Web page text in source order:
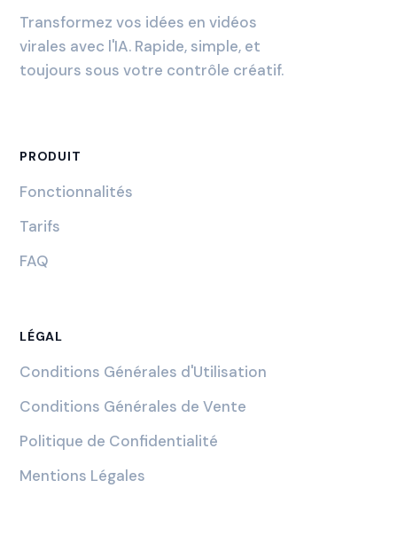
Transformez vos idées en vidéos
virales avec l'IA. Rapide, simple, et
toujours sous votre contrôle créatif.
PRODUIT
Fonctionnalités
Tarifs
FAQ
LÉGAL
Conditions Générales d'Utilisation
Conditions Générales de Vente
Politique de Confidentialité
Mentions Légales